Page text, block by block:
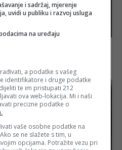
i sadržaj, mjerenje
uvidi u publiku i razvoj usluga
na uređaju
a podatke s vašeg
identifikatore i druge podatke
te im pristupati 212
ova web-lokacija. Mi i naši
precizne podatke o
vaše osobne podatke na
se ne slažete s tim, u
opcijama. Potražite vezu pri